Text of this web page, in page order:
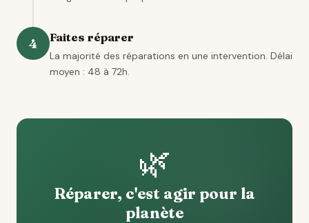
4 Faites réparer
La majorité des réparations en une intervention. Délai
moyen : 48 à 72h.
🌿
Réparer, c'est agir pour la
planète